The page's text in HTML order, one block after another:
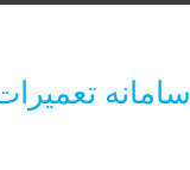
سامانه